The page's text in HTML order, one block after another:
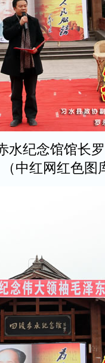
水纪念馆馆长
中红网红色图